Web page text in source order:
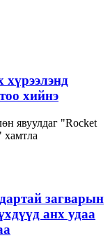
хүрээлэнд
хийнэ
явуулдаг "Rocket
загварын
анх удаа